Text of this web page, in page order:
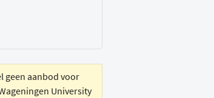
geen aanbod voor
University